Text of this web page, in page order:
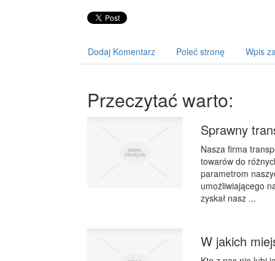
Dodaj Komentarz Poleć stronę Wpis
Przeczytać warto:
Sprawny
Nasza firma
towarów do
parametrom
umożliwiającego
zyskał nasz ...
W jakich